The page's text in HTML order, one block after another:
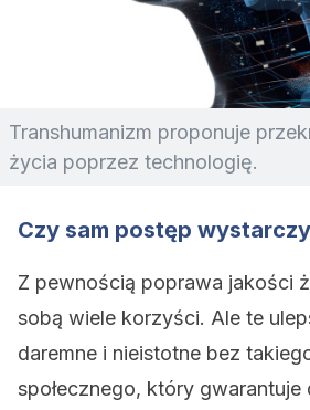
Transhumanizm proponuje
życia poprzez technologię.
Czy sam postęp
Z pewnością poprawa jakości
sobą wiele korzyści. Ale te
daremne i nieistotne bez
społecznego, który